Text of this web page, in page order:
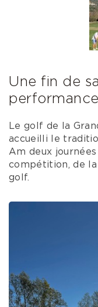
Une fin de
Le golf de la
accueilli le
Am deux
compétition, de
golf.